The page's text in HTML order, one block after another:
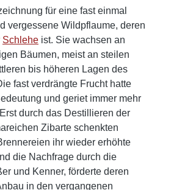
nussigen
zarter Würze und einer
Kastanienholz-Reifung
ohne die Wildheit der
Bittermandel und feine
lange präsent, begleitet von
Hauch Kakao und dezenter
Erinnerung an frostige
und wilde Früchte im
Schinken oder
leider gibt es
Flaschen dieses besonderen
Highlight: jede
hochwertigen Holzkiste
Geruch: Ein tiefes, reifes
von eingelegten Schlehen,
getrockneten Pflaumen
Feine Holznoten vom
von Vanille,
ein Hauch schwarzer Tee
eine aristokratische Reife
für eine fast einmal
vergessene Wildpflaume, deren
Schlehe ist. Sie wachsen an
Bäumen, meist an steilen
bis höheren Lagen des
fast verdrängte Frucht hatte
und geriet immer mehr
durch das Destillieren der
Zibarte schenkten
ihr wieder erhöhte
die Nachfrage durch die
und Kenner, förderte deren
in den vergangenen